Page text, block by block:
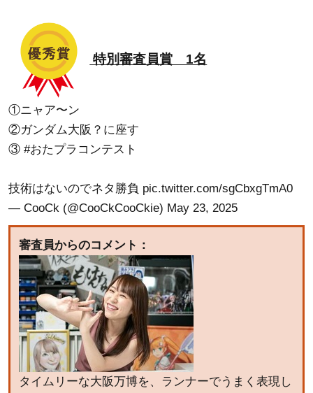
特別審査員賞 1名
①ニャア〜ン
②ガンダム大阪？に座す
③#おたプラコンテスト
技術はないのでネタ勝負 pic.twitter.com/sgCbxgTmA0
— CooCk (@CooCkCooCkie) May 23, 2025
審査員からのコメント：
タイムリーな大阪万博を、ランナーでうまく表現し